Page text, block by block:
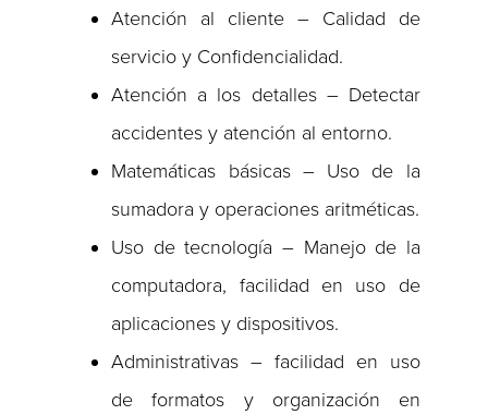
Atención al cliente – Calidad de
servicio y Confidencialidad.
Atención a los detalles – Detectar
accidentes y atención al entorno.
Matemáticas básicas – Uso de la
sumadora y operaciones aritméticas.
Uso de tecnología – Manejo de la
computadora, facilidad en uso de
aplicaciones y dispositivos.
Administrativas – facilidad en uso
de formatos y organización en